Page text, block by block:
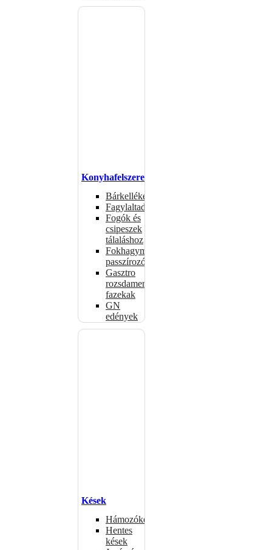
Konyhafelszerelés
Bárkellékek
Fagylaltadagolók
Fogók és
csipeszek
tálaláshoz
Fokhagymaprések,
passzírozók
Gasztro
rozsdamentes
fazekak
GN
edények
Kések
Hámozókések
Hentes
kések